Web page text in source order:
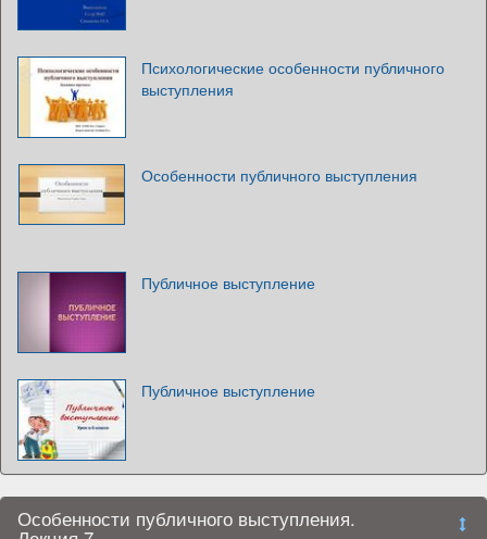
Психологические особенности публичного
выступления
Особенности публичного выступления
Публичное выступление
Публичное выступление
Особенности публичного выступления.